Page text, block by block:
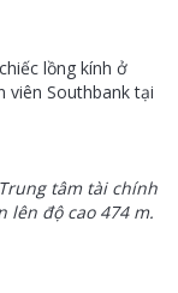
lồng kính ở
viên Southbank tại
tâm tài chính
lên độ cao 474 m.